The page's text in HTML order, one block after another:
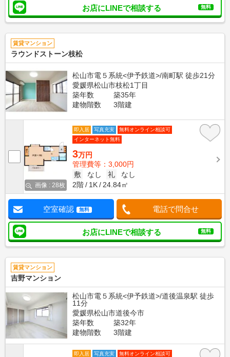
お店にLINEで相談する 無料
賃貸マンション
ラウンドストーン枝松
松山市電５系統<伊予鉄道>/南町駅 徒歩21分
愛媛県松山市枝松1丁目
築年数
築35年
建物階数
3階建
画像 : 28枚
即入居 写真充実
無料オンライン相談可
インターネット無料
3万円
管理費等：3,000円
敷
なし 礼
なし
2階
1K 24.84㎡
空室確認 無料 電話で問合せ
お店にLINEで相談する 無料
賃貸マンション
吉野マンション
松山市電５系統<伊予鉄道>/道後温泉駅 徒歩
11分
愛媛県松山市道後今市
築年数
築32年
建物階数
3階建
即入居 写真充実 無料オンライン相談可